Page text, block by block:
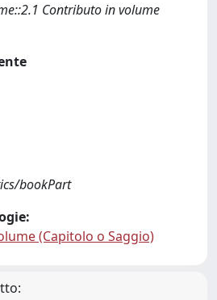
Contributo in volume
bookPart
(Capitolo o Saggio)